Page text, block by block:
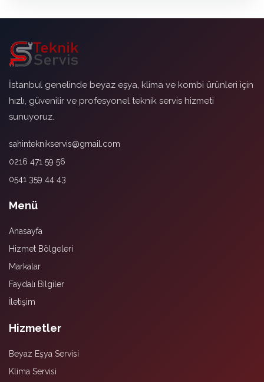
İstanbul genelinde beyaz eşya, klima ve kombi ürünleri için
hızlı, güvenilir ve profesyonel teknik servis hizmeti
sunuyoruz.
sahinteknikservis@gmail.com
0216 471 59 56
0541 359 44 43
Menü
Anasayfa
Hizmet Bölgeleri
Markalar
Faydalı Bilgiler
İletişim
Hizmetler
Beyaz Eşya Servisi
Klima Servisi